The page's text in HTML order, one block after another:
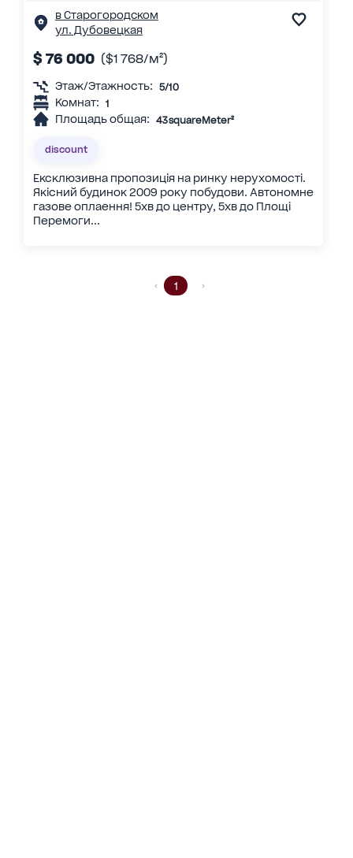
в Старогородском
ул. Дубовецкая
$ 76 000 ($1 768/м²)
Этаж/Этажность: 5/10
Комнат: 1
Площадь общая: 43 squareMeter²
discount
Ексклюзивна пропозиція на ринку нерухомості.
Якісний будинок 2009 року побудови. Автономне
газове оплаення! 5хв до центру, 5хв до Площі
Перемоги...
1